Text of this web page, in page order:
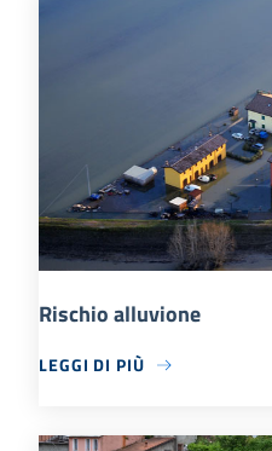
Rischio alluvione
LEGGI DI PIÙ